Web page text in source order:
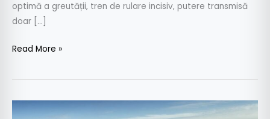
optimă a greutății, tren de rulare incisiv, putere transmisă
doar […]
Read More »
Peugeot